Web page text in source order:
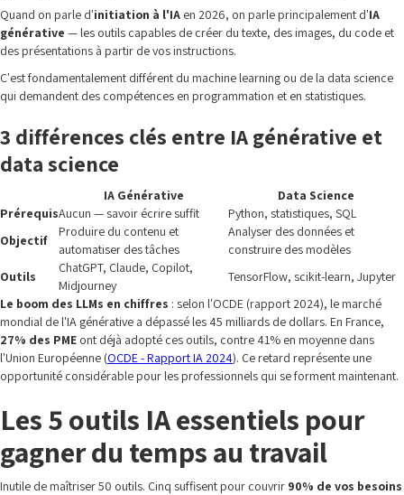
Quand on parle d'initiation à l'IA en 2026, on parle principalement d'IA
générative — les outils capables de créer du texte, des images, du code et
des présentations à partir de vos instructions.
C'est fondamentalement différent du machine learning ou de la data science
qui demandent des compétences en programmation et en statistiques.
3 différences clés entre IA générative et
data science
IA Générative
Data Science
PrérequisAucun — savoir écrire suffit
Python, statistiques, SQL
Objectif
Produire du contenu et
automatiser des tâches
Analyser des données et
construire des modèles
Outils
ChatGPT, Claude, Copilot,
Midjourney
TensorFlow, scikit-learn, Jupyter
Le boom des LLMs en chiffres : selon l'OCDE (rapport 2024), le marché
mondial de l'IA générative a dépassé les 45 milliards de dollars. En France,
27% des PME ont déjà adopté ces outils, contre 41% en moyenne dans
l'Union Européenne (OCDE - Rapport IA 2024). Ce retard représente une
opportunité considérable pour les professionnels qui se forment maintenant.
Les 5 outils IA essentiels pour
gagner du temps au travail
Inutile de maîtriser 50 outils. Cinq suffisent pour couvrir 90% de vos besoins